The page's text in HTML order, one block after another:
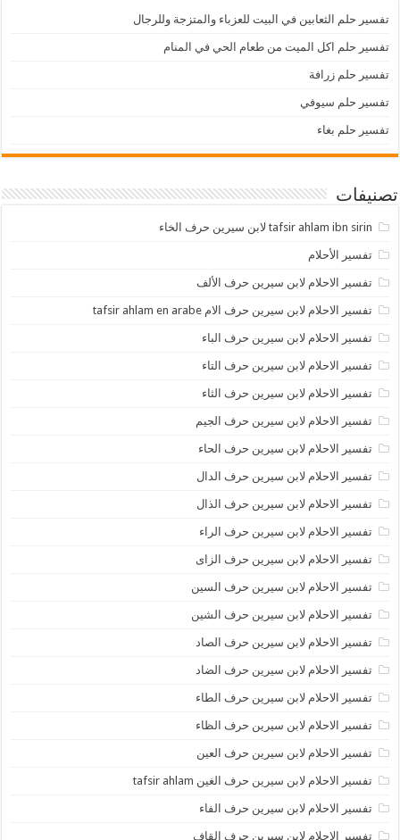
تفسير حلم الثعابين في البيت للعزباء والمتزجة وللرجال
تفسير حلم اكل الميت من طعام الحي في المنام
تفسير حلم زرافة
تفسير حلم سيوفي
تفسير حلم بغاء
تصنيفات
tafsir ahlam ibn sirin لابن سيرين حرف الخاء
تفسير الأحلام
تفسير الاحلام لابن سيرين حرف الألف
تفسير الاحلام لابن سيرين حرف الام tafsir ahlam en arabe
تفسير الاحلام لابن سيرين حرف الباء
تفسير الاحلام لابن سيرين حرف التاء
تفسير الاحلام لابن سيرين حرف الثاء
تفسير الاحلام لابن سيرين حرف الجيم
تفسير الاحلام لابن سيرين حرف الحاء
تفسير الاحلام لابن سيرين حرف الدال
تفسير الاحلام لابن سيرين حرف الذال
تفسير الاحلام لابن سيرين حرف الراء
تفسير الاحلام لابن سيرين حرف الزاى
تفسير الاحلام لابن سيرين حرف السين
تفسير الاحلام لابن سيرين حرف الشين
تفسير الاحلام لابن سيرين حرف الصاد
تفسير الاحلام لابن سيرين حرف الضاد
تفسير الاحلام لابن سيرين حرف الطاء
تفسير الاحلام لابن سيرين حرف الظاء
تفسير الاحلام لابن سيرين حرف العين
تفسير الاحلام لابن سيرين حرف الغين tafsir ahlam
تفسير الاحلام لابن سيرين حرف الفاء
تفسير الاحلام لابن سيرين حرف القاف